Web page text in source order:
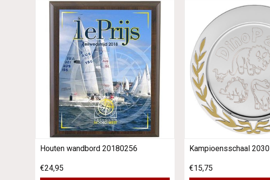
Houten wandbord 20180256
€24,95
Kampioensschaal 2030
€15,75